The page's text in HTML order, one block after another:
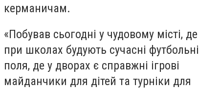
керманичам.
«Побував сьогодні у чудовому місті, де
при школах будують сучасні футбольні
поля, де у дворах є справжні ігрові
майданчики для дітей та турніки для